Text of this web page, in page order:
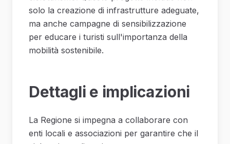
solo la creazione di infrastrutture adeguate,
ma anche campagne di sensibilizzazione
per educare i turisti sull'importanza della
mobilità sostenibile.
Dettagli e implicazioni
La Regione si impegna a collaborare con
enti locali e associazioni per garantire che il